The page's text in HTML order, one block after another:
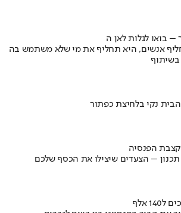
נקי בלחיצת כפתור
הפנסיה
– הצעדים שיצילו את הכסף שלכם